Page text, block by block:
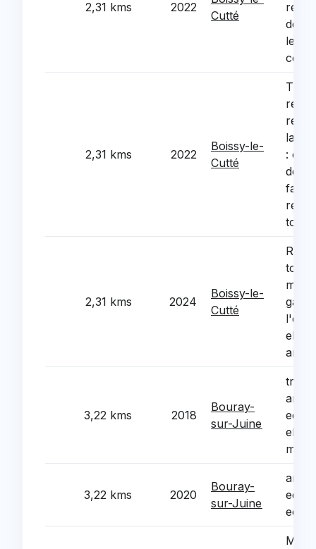
2,31 kms 2022
Cutté
de
les 2
2,31 kms 2022
Boissy-le-
Cutté
la
:
des
faux
2,31 kms 2024
Boissy-le-
Cutté
3,22 kms 2018
Bouray-
sur-Juine
3,22 kms 2020
Bouray-
sur-Juine
Mise